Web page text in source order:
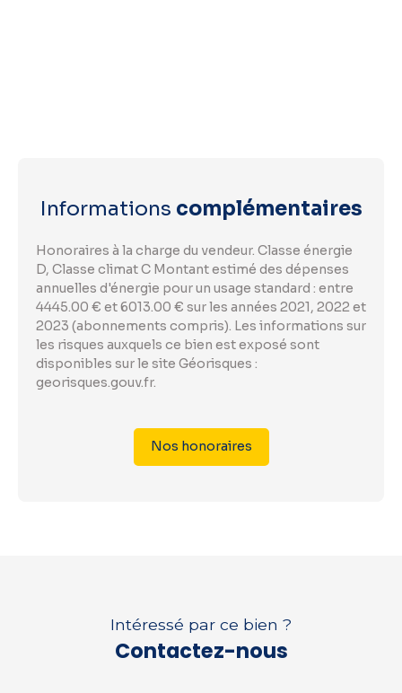
Informations complémentaires
Honoraires à la charge du vendeur. Classe énergie
D, Classe climat C Montant estimé des dépenses
annuelles d'énergie pour un usage standard : entre
4445.00 € et 6013.00 € sur les années 2021, 2022 et
2023 (abonnements compris). Les informations sur
les risques auxquels ce bien est exposé sont
disponibles sur le site Géorisques :
georisques.gouv.fr.
Nos honoraires
Intéressé par ce bien ?
Contactez-nous